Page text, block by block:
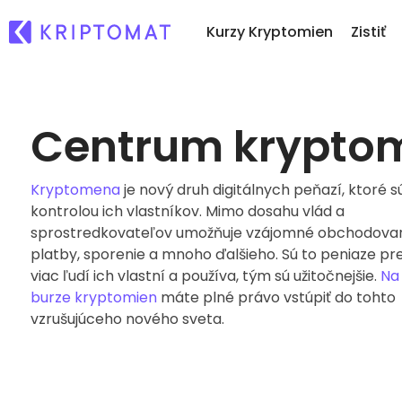
Kurzy Kryptomien
Všetky ceny
Viac ako 300+ kryptomien
Top Rastúce a Klesajúce
Nájdite investičné príležitosti
Zistiť
Nákup a predaj
Nakúpte viac ako 300
Zmena kryptomien
Viac ako 1 000 párovov
Inteligentné portfóliá
Inteligentný spôsob
kryptomien
Kriptomat Peňaženka
Bezpečná a jednoduchá
Centrum
Kryptomenaje nový druh digitálnych peňazí, ktoré
kontrolou ich vlastníkov. Mimo dosahu vlád a
sprostredkovateľov umožňuje vzájomné
platby, sporenie a mnoho ďalšieho. Sú to peniaze
viac ľudí ich vlastní a používa, tým sú užitočnejšie.
burze kryptomienmáte plné právo vstúpiť do tohto
vzrušujúceho nového sveta.